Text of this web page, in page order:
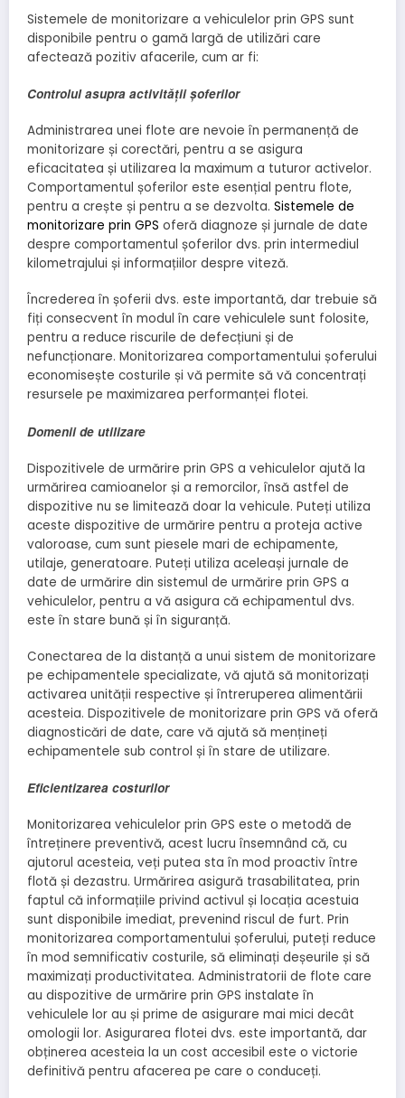
Sistemele de monitorizare a vehiculelor prin GPS sunt
disponibile pentru o gamă largă de utilizări care
afectează pozitiv afacerile, cum ar fi:
Controlul asupra activității șoferilor
Administrarea unei flote are nevoie în permanență de
monitorizare și corectări, pentru a se asigura
eficacitatea și utilizarea la maximum a tuturor activelor.
Comportamentul șoferilor este esențial pentru flote,
pentru a crește și pentru a se dezvolta. Sistemele de
monitorizare prin GPS oferă diagnoze și jurnale de date
despre comportamentul șoferilor dvs. prin intermediul
kilometrajului și informațiilor despre viteză.
Încrederea în șoferii dvs. este importantă, dar trebuie să
fiți consecvent în modul în care vehiculele sunt folosite,
pentru a reduce riscurile de defecțiuni și de
nefuncționare. Monitorizarea comportamentului șoferului
economisește costurile și vă permite să vă concentrați
resursele pe maximizarea performanței flotei.
Domenii de utilizare
Dispozitivele de urmărire prin GPS a vehiculelor ajută la
urmărirea camioanelor și a remorcilor, însă astfel de
dispozitive nu se limitează doar la vehicule. Puteți utiliza
aceste dispozitive de urmărire pentru a proteja active
valoroase, cum sunt piesele mari de echipamente,
utilaje, generatoare. Puteți utiliza aceleași jurnale de
date de urmărire din sistemul de urmărire prin GPS a
vehiculelor, pentru a vă asigura că echipamentul dvs.
este în stare bună și în siguranță.
Conectarea de la distanță a unui sistem de monitorizare
pe echipamentele specializate, vă ajută să monitorizați
activarea unității respective și întreruperea alimentării
acesteia. Dispozitivele de monitorizare prin GPS vă oferă
diagnosticări de date, care vă ajută să mențineți
echipamentele sub control și în stare de utilizare.
Eficientizarea costurilor
Monitorizarea vehiculelor prin GPS este o metodă de
întreținere preventivă, acest lucru însemnând că, cu
ajutorul acesteia, veți putea sta în mod proactiv între
flotă și dezastru. Urmărirea asigură trasabilitatea, prin
faptul că informațiile privind activul și locația acestuia
sunt disponibile imediat, prevenind riscul de furt. Prin
monitorizarea comportamentului șoferului, puteți reduce
în mod semnificativ costurile, să eliminați deșeurile și să
maximizați productivitatea. Administratorii de flote care
au dispozitive de urmărire prin GPS instalate în
vehiculele lor au și prime de asigurare mai mici decât
omologii lor. Asigurarea flotei dvs. este importantă, dar
obținerea acesteia la un cost accesibil este o victorie
definitivă pentru afacerea pe care o conduceți.